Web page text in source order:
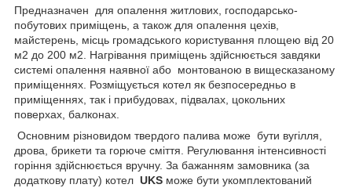
Предназначен для опалення житлових, господарсько-
побутових приміщень, а також для опалення цехів,
майстерень, місць громадського користування площею від 20
м2 до 200 м2. Нагрівання приміщень здійснюється завдяки
системі опалення наявної або монтованою в вищесказаному
приміщеннях. Розміщується котел як безпосередньо в
приміщеннях, так і прибудовах, підвалах, цокольних
поверхах, балконах.
Основним різновидом твердого палива може бути вугілля,
дрова, брикети та горюче сміття. Регулювання інтенсивності
горіння здійснюється вручну. За бажанням замовника (за
додаткову плату) котел UKS може бути укомплектований